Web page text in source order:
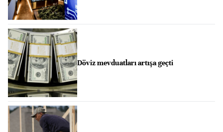
Döviz mevduatları artışa geçti